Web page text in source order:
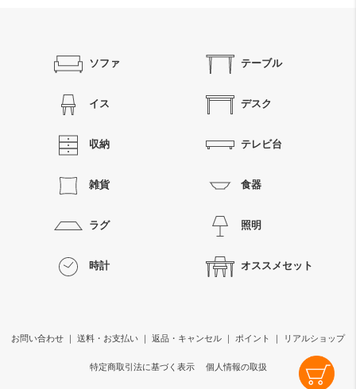
ソファ テーブル
イス デスク
収納 テレビ台
雑貨 食器
ラグ 照明
時計 オススメセット
お問い合わせ 送料・お支払い 返品・キャンセル ポイント リアルショップ
特定商取引法に基づく表示 個人情報の取扱